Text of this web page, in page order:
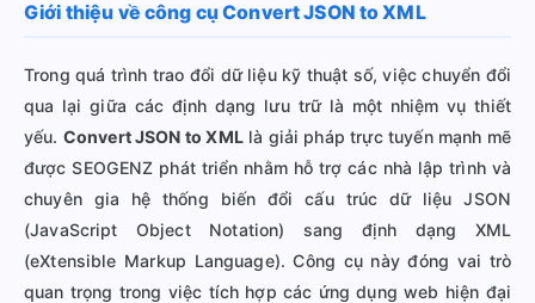
Giới thiệu về công cụ Convert JSON to XML
Trong quá trình trao đổi dữ liệu kỹ thuật số, việc chuyển đổi
qua lại giữa các định dạng lưu trữ là một nhiệm vụ thiết
yếu. Convert JSON to XMLlà giải pháp trực tuyến mạnh mẽ
được SEOGENZ phát triển nhằm hỗ trợ các nhà lập trình và
chuyên gia hệ thống biến đổi cấu trúc dữ liệu JSON
(JavaScript Object Notation) sang định dạng XML
(eXtensible Markup Language). Công cụ này đóng vai trò
quan trọng trong việc tích hợp các ứng dụng web hiện đại